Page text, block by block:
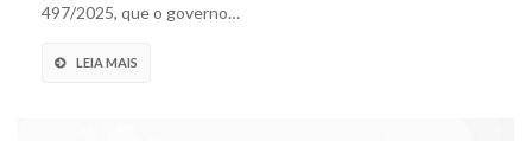
497/2025, que o governo…
LEIA MAIS